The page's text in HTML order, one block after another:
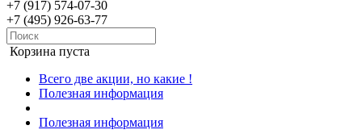
+7 (917) 574-07-30
+7 (495) 926-63-77
Корзина пуста
Всего две акции, но какие !
Полезная информация
Полезная информация